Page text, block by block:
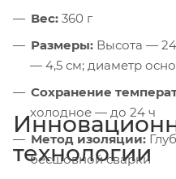
Вес: 360 г
Размеры: Высота —
— 4,5 см; диаметр
Сохранение
холодное — до 24 ч
Метод изоляции:
бесшовной сварки
технологии